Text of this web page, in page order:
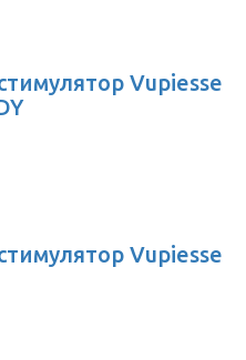
Vupiesse
Vupiesse